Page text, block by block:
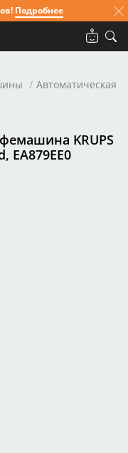
Подробнее
Автоматическая
KRUPS
EA879EE0